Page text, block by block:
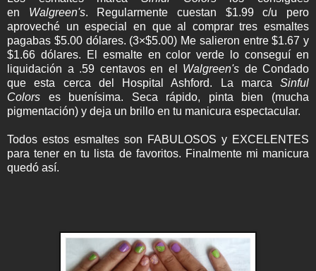
en Walgreen's. Regularmente cuestan $1.99 c/u pero
aproveché un especial en que al comprar tres esmaltes
pagabas $5.00 dólares. (3×$5.00) Me salieron entre $1.67 y
$1.66 dólares. El esmalte en color verde lo conseguí en
liquidación a .59 centavos en el Walgreen's de Condado
que esta cerca del Hospital Ashford. La marca Sinful
Colors es buenísima. Seca rápido, pinta bien (mucha
pigmentación) y deja un brillo en tu manicura espectacular.
Todos estos esmaltes son FABULOSOS y EXCELENTES
para tener en tu lista de favoritos. Finalmente mi manicura
quedó así.